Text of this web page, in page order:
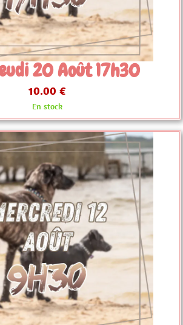
20 Août 17h30
10.00 €
En stock